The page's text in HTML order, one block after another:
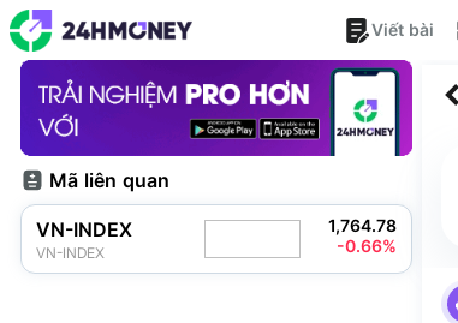
Viết bài
Mã liên quan
VN-INDEX
VN-INDEX
1,764.78
-0.66%